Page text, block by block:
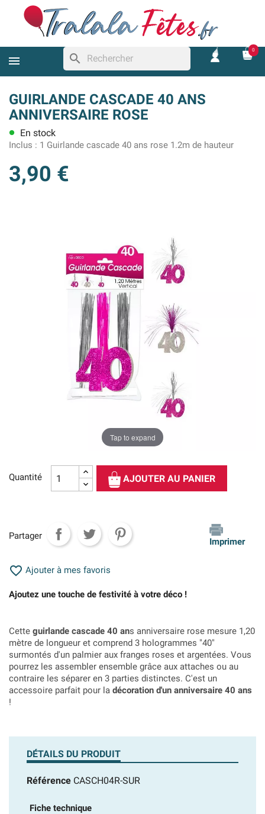
search
0
GUIRLANDE CASCADE 40 ANS
ANNIVERSAIRE ROSE
lens En stock
Inclus : 1 Guirlande cascade 40 ans rose 1.2m de hauteur
3,90 €
Tap to expand
Quantité AJOUTER AU PANIER
Partager
Imprimer
 Ajouter à mes favoris
Ajoutez une touche de festivité à votre déco !
Cette guirlande cascade 40 ans anniversaire rose mesure 1,20
mètre de longueur et comprend 3 hologrammes "40"
surmontés d'un palmier aux franges roses et argentées. Vous
pourrez les assembler ensemble grâce aux attaches ou au
contraire les séparer en 3 parties distinctes. C'est un
accessoire parfait pour la décoration d'un anniversaire 40 ans
!
DÉTAILS DU PRODUIT
Référence CASCH04R-SUR
Fiche technique